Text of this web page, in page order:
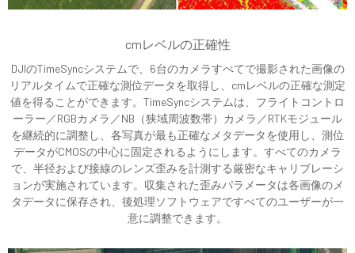
cmレベルの正確性
DJIのTimeSyncシステムで、6台のカメラすべてで撮影された画像の
リアルタイムで正確な測位データを取得し、cmレベルの正確な測定
値を得ることができます。TimeSyncシステムは、フライトコントロ
ーラー／RGBカメラ／NB（狭域周波数帯）カメラ／RTKモジュール
を継続的に調整し、各写真が最も正確なメタデータを使用し、測位
データがCMOSの中心に固定されるようにします。すべてのカメラ
で、半径および接線のレンズ歪みを計測する厳密なキャリブレーシ
ョンが実施されています。収集された歪みパラメータは各画像のメ
タデータに保存され、後処理ソフトウェアですべてのユーザーが一
意に調整できます。